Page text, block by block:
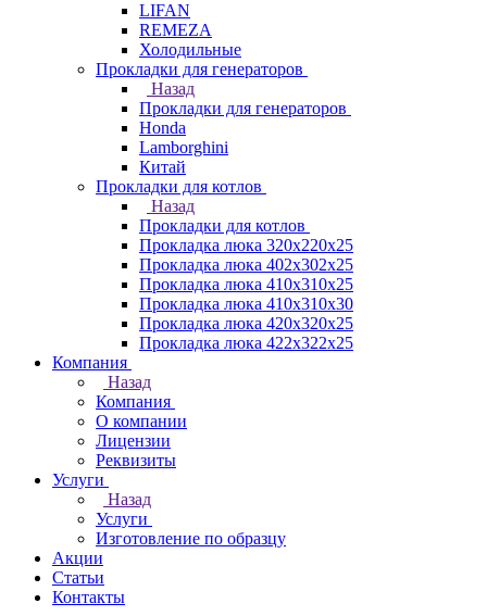
LIFAN
REMEZA
Холодильные
Прокладки для генераторов
Назад
Прокладки для генераторов
Honda
Lamborghini
Китай
Прокладки для котлов
Назад
Прокладки для котлов
Прокладка люка 320x220x25
Прокладка люка 402x302x25
Прокладка люка 410x310x25
Прокладка люка 410х310х30
Прокладка люка 420x320x25
Прокладка люка 422x322x25
Компания
Назад
Компания
О компании
Лицензии
Реквизиты
Услуги
Назад
Услуги
Изготовление по образцу
Акции
Статьи
Контакты